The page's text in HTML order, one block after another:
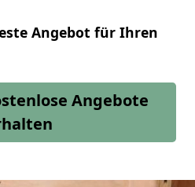
Angebot für Ihren
Angebote